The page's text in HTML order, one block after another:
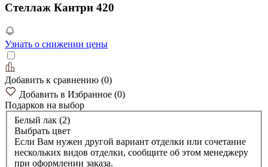
Стеллаж Кантри 420
Узнать о снижении цены
Добавить к сравнению (0)
Добавить в Избранное (0)
Подарков на выбор
Белый лак (2)
Выбрать цвет
Если Вам нужен другой вариант отделки или сочетание
нескольких видов отделки, сообщите об этом менеджеру
при оформлении заказа.